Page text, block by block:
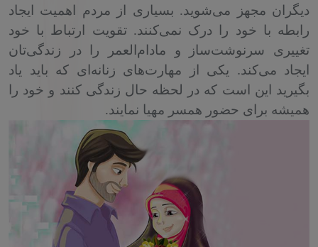
دیگران مجهز می‌شوید. بسیاری از مردم اهمیت ایجاد
رابطه با خود را درک نمی‌کنند. تقویت ارتباط با خود
تغییری سرنوشت‌ساز و مادام‌العمر را در زندگی‌تان
ایجاد می‌کند.
یکی از مهارت‌های زنانه‌ای که باید یاد
بگیرید این است که در لحظه حال زندگی کنند و خود را
همیشه برای حضور همسر مهیا نمایند.